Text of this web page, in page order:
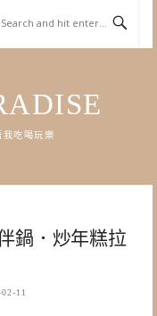
我吃喝玩樂
鍋．炒年糕拉
11